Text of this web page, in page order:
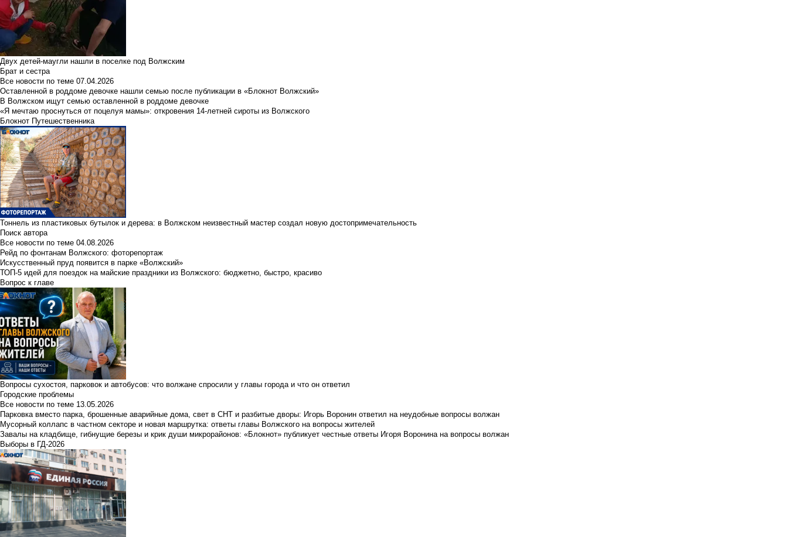
Двух детей-маугли нашли в поселке под Волжским
Брат и сестра
Все новости по теме 07.04.2026
Оставленной в роддоме девочке нашли семью после публикации в «Блокнот Волжский»
В Волжском ищут семью оставленной в роддоме девочке
«Я мечтаю проснуться от поцелуя мамы»: откровения 14-летней сироты из Волжского
Блокнот Путешественника
Тоннель из пластиковых бутылок и дерева: в Волжском неизвестный мастер создал новую достопримечательность
Поиск автора
Все новости по теме 04.08.2026
Рейд по фонтанам Волжского: фоторепортаж
Искусственный пруд появится в парке «Волжский»
ТОП-5 идей для поездок на майские праздники из Волжского: бюджетно, быстро, красиво
Вопрос к главе
Вопросы сухостоя, парковок и автобусов: что волжане спросили у главы города и что он ответил
Городские проблемы
Все новости по теме 13.05.2026
Парковка вместо парка, брошенные аварийные дома, свет в СНТ и разбитые дворы: Игорь Воронин ответил на неудобные вопросы волжан
Мусорный коллапс в частном секторе и новая маршрутка: ответы главы Волжского на вопросы жителей
Завалы на кладбище, гибнущие березы и крик души микрорайонов: «Блокнот» публикует честные ответы Игоря Воронина на вопросы волжан
Выборы в ГД-2026